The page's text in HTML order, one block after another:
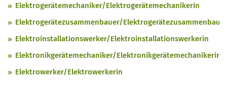
Elektrogerätemechaniker/Elektrogerätemechanikerin
Elektrogerätezusammenbauer/
Elektroinstallationswerker/Elektroinstallationswerkerin
Elektronikgerätemechaniker/Elektronikgerätemechanikerin
Elektrowerker/Elektrowerkerin